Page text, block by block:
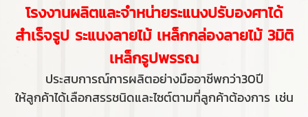
โรงงานผลิตและจำหน่ายระแนงปรับองศาได้
สำเร็จรูป ระแนงลายไม้ เหล็กกล่องลายไม้ 3มิติ
เหล็กรูปพรรณ
ประสบการณ์การผลิตอย่างมืออาชีพกว่า30ปี
ให้ลูกค้าได้เลือกสรรชนิดและไซต์ตามที่ลูกค้าต้องการ เช่น